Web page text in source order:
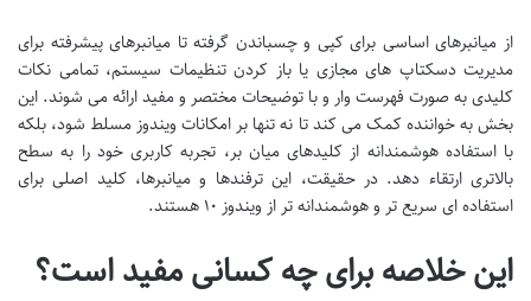
از میانبرهای اساسی برای کپی و چسباندن گرفته تا میانبرهای پیشرفته برای
مدیریت دسکتاپ های مجازی یا باز کردن تنظیمات سیستم، تمامی نکات
کلیدی به صورت فهرست وار و با توضیحات مختصر و مفید ارائه می شوند. این
بخش به خواننده کمک می کند تا نه تنها بر امکانات ویندوز مسلط شود، بلکه
با استفاده هوشمندانه از کلیدهای میان بر، تجربه کاربری خود را به سطح
بالاتری ارتقاء دهد. در حقیقت، این ترفندها و میانبرها، کلید اصلی برای
استفاده ای سریع تر و هوشمندانه تر از ویندوز ۱۰ هستند.
این خلاصه برای چه کسانی مفید است؟